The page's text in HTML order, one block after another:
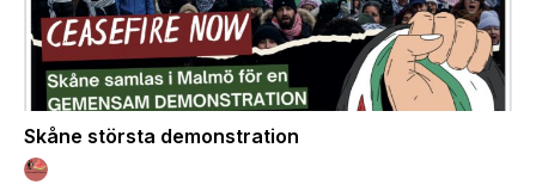
Skåne största demonstration